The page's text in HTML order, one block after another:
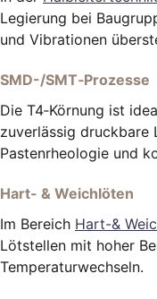
Legierung bei
und Vibrationen
SMD-/SMT‑Prozesse
Die T4‑Körnung ist
zuverlässig
Pastenrheologie und
Hart- & Weichlöten
Im Bereich Hart-&
Lötstellen mit hoher
Temperaturwechseln.